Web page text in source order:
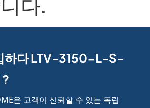
하다 LTV-3150-L-S-
?
은 고객이 신뢰할 수 있는 독립